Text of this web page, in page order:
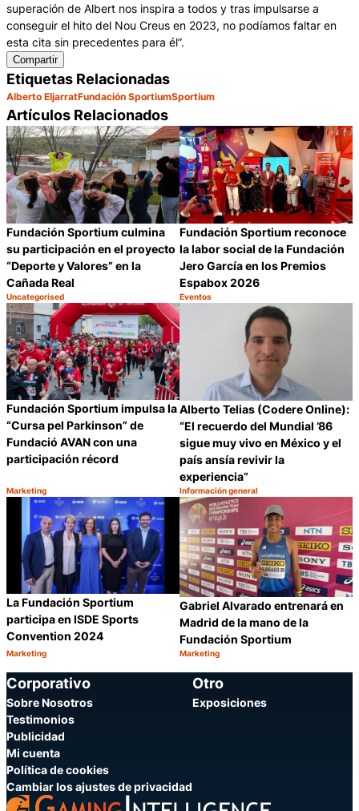
superación de Albert nos inspira a todos y tras impulsarse a
conseguir el hito del Nou Creus en 2023, no podíamos faltar en
esta cita sin precedentes para él”.
Compartir
Etiquetas Relacionadas
Alberto EljarratFundación SportiumSportium
Artículos Relacionados
Fundación Sportium culmina
su participación en el proyecto
“Deporte y Valores” en la
Cañada Real
Categoría:
Uncategorised
Compartir
Fundación Sportium reconoce
la labor social de la Fundación
Jero García en los Premios
Espabox 2026
Categoría:
Eventos
Fundación Sportium impulsa la
“Cursa pel Parkinson” de
Fundació AVAN con una
participación récord
Categoría:
Marketing
Compartir
Alberto Telias (Codere Online):
“El recuerdo del Mundial ’86
sigue muy vivo en México y el
país ansía revivir la
experiencia”
Categoría:
Información general
La Fundación Sportium
participa en ISDE Sports
Convention 2024
Categoría:
Marketing
Compartir
Gabriel Alvarado entrenará en
Madrid de la mano de la
Fundación Sportium
Categoría:
Marketing
Corporativo
Sobre Nosotros
Testimonios
Publicidad
Mi cuenta
Política de cookies
Cambiar los ajustes de privacidad
Otro
Exposiciones